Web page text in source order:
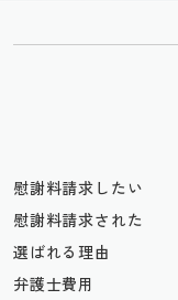
慰謝料請求したい
慰謝料請求された
選ばれる理由
弁護士費用